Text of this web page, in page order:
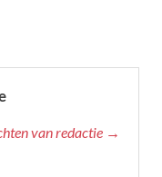
van redactie →